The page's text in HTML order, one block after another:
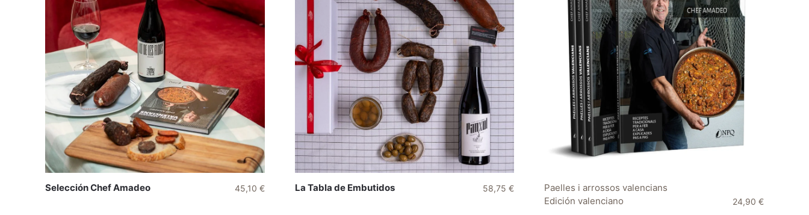
Selección Chef Amadeo 45,10 € La Tabla de Embutidos 58,75€
Paelles i arrossos valencians
Edición valenciano
24,90 €